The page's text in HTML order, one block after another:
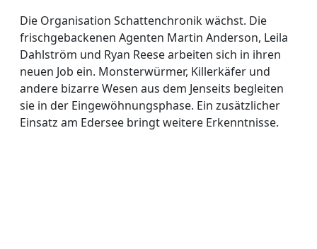
Die Organisation Schattenchronik wächst. Die
frischgebackenen Agenten Martin Anderson, Leila
Dahlström und Ryan Reese arbeiten sich in ihren
neuen Job ein. Monsterwürmer, Killerkäfer und
andere bizarre Wesen aus dem Jenseits begleiten
sie in der Eingewöhnungsphase. Ein zusätzlicher
Einsatz am Edersee bringt weitere Erkenntnisse.